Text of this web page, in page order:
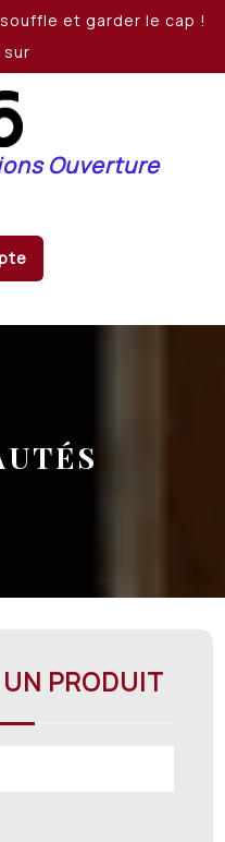
et garder le cap !
sur
Ouverture
PRODUIT